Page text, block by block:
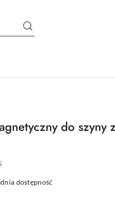
do szyny
dostępność